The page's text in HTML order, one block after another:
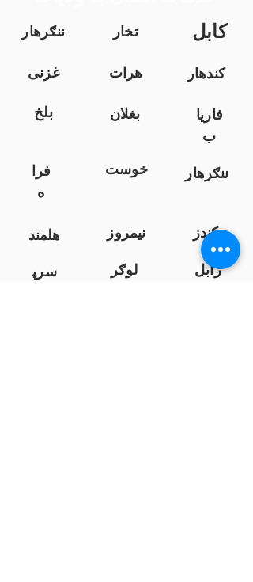
ننګرهار تخار کابل
غزنی هرات
کندهار
بلخ
بغلان
فاریا
ب
فرا
ه
خوست ننګرهار
هلمند نیمروز
کندز
سرپ
لوګر زابل